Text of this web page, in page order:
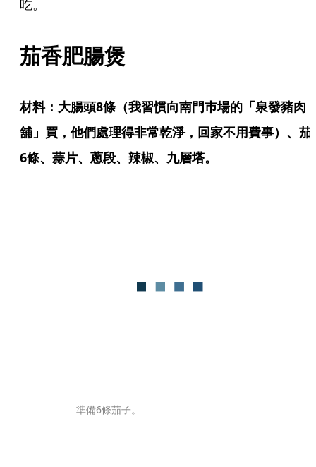
吃。
茄香肥腸煲
材料：大腸頭8條（我習慣向南門巿場的「泉發豬肉
舖」買，他們處理得非常乾淨，回家不用費事）、茄
6條、蒜片、蔥段、辣椒、九層塔。
準備6條茄子。